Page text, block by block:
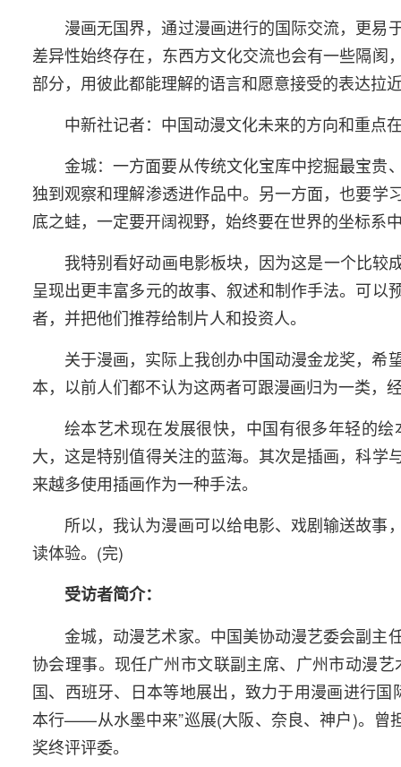
漫画无国界，通过漫画进行的国际交流，更易
差异性始终存在，东西方文化交流也会有一些隔
部分，用彼此都能理解的语言和愿意接受的表达拉
中新社记者：中国动漫文化未来的方向和重点
金城：一方面要从传统文化宝库中挖掘最宝贵
独到观察和理解渗透进作品中。另一方面，也要
底之蛙，一定要开阔视野，始终要在世界的坐标系
我特别看好动画电影板块，因为这是一个比较
呈现出更丰富多元的故事、叙述和制作手法。可
者，并把他们推荐给制片人和投资人。
关于漫画，实际上我创办中国动漫金龙奖，希
本，以前人们都不认为这两者可跟漫画归为一类，
绘本艺术现在发展很快，中国有很多年轻的
大，这是特别值得关注的蓝海。其次是插画，科
来越多使用插画作为一种手法。
所以，我认为漫画可以给电影、戏剧输送故事
读体验。(完)
受访者简介：
金城，动漫艺术家。中国美协动漫艺委会副主
协会理事。现任广州市文联副主席、广州市动漫
国、西班牙、日本等地展出，致力于用漫画进行
本行——从水墨中来”巡展(大阪、奈良、神户)。曾
奖终评评委。